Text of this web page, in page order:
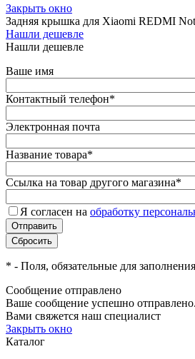
Закрыть окно
Задняя крышка для Xiaomi REDMI
Нашли дешевле
Нашли дешевле
Ваше имя
Контактный телефон*
Электронная почта
Название товара*
Ссылка на товар другого магазина*
Я согласен на обработку
* - Поля, обязательные для заполнения
Сообщение отправлено
Ваше сообщение успешно
Вами свяжется наш специалист
Закрыть окно
Каталог